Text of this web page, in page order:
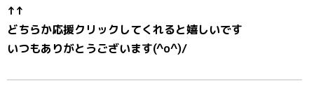
↑↑
どちらか応援クリックしてくれると嬉しいです
いつもありがとうございます(^o^)/